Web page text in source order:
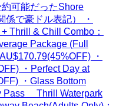
可能だったShore
で豪ドル表記） ・
Thrill & Chill Combo：
Package (Full
・
・Perfect Day at
・Glass Bottom
Pass Thrill Waterpark